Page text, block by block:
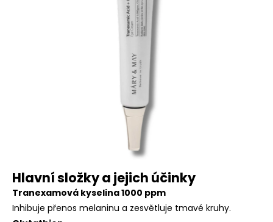
Hlavní složky a jejich účinky
Tranexamová kyselina 1000 ppm
Inhibuje přenos melaninu a zesvětluje tmavé kruhy.